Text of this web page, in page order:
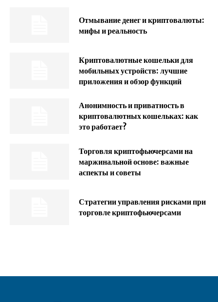
Отмывание денег и криптовалюты:
мифы и реальность
Криптовалютные кошельки для
мобильных устройств: лучшие
приложения и обзор функций
Анонимность и приватность в
криптовалютных кошельках: как
это работает?
Торговля криптофьючерсами на
маржинальной основе: важные
аспекты и советы
Стратегии управления рисками при
торговле криптофьючерсами